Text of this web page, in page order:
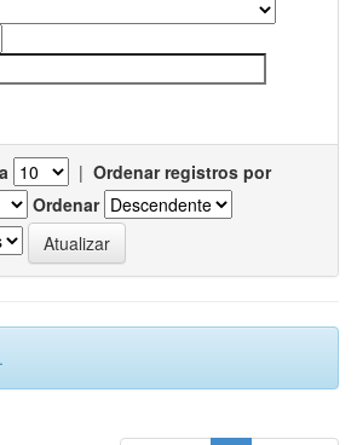
| Ordenar registros por
Ordenar